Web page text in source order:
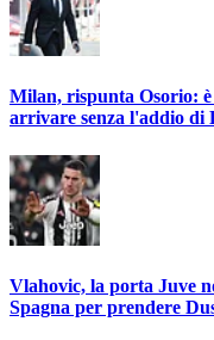
Milan, rispunta Osorio:
arrivare senza l'addio di
Vlahovic, la porta Juve
Spagna per prendere